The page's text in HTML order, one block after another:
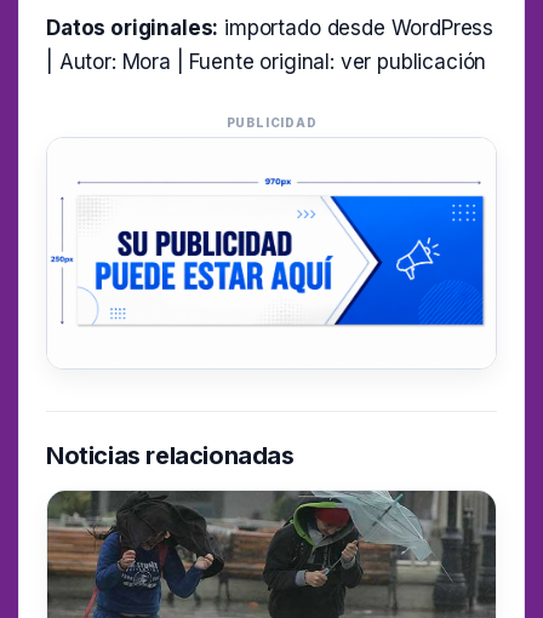
Datos originales: importado desde WordPress
| Autor: Mora | Fuente original: ver publicación
PUBLICIDAD
Noticias relacionadas